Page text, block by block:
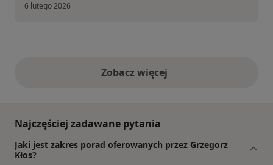
6 lutego 2026
Zobacz więcejopinie powyżej
Najczęściej zadawane pytania
Jaki jest zakres porad oferowanych przez Grzegorz
Kłos?